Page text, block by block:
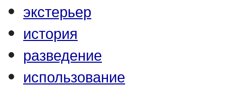
экстерьер
история
разведение
использование